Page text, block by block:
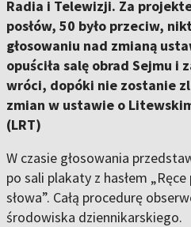
Radia i Telewizji. Za
posłów, 50 było przeciw,
głosowaniu nad zmianą
opuściła salę obrad Sejmu i
wróci, dopóki nie zostanie
zmian w ustawie o
(LRT)
W czasie głosowania
po sali plakaty z hasłem
słowa”. Całą procedurę
środowiska dziennikarskiego.